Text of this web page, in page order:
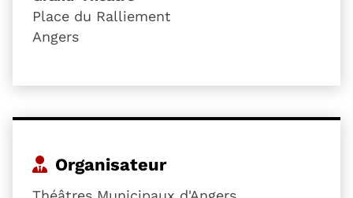
Place du Ralliement
Angers
Organisateur